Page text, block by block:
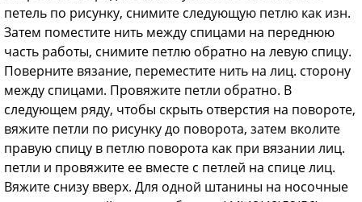
петель по рисунку, снимите следующую петлю как изн.
Затем поместите нить между спицами на переднюю
часть работы, снимите петлю обратно на левую спицу.
Поверните вязание, переместите нить на лиц. сторону
между спицами. Про­вяжите петли обратно. В
следующем ряду, чтобы скрыть отверстия на повороте,
вяжите петли по рисунку до поворота, затем вколи­те
правую спицу в петлю поворота как при вязании лиц.
петли и провяжите ее вместе с петлей на спице лиц.
Вяжите снизу вверх. Для одной штанины на носочные